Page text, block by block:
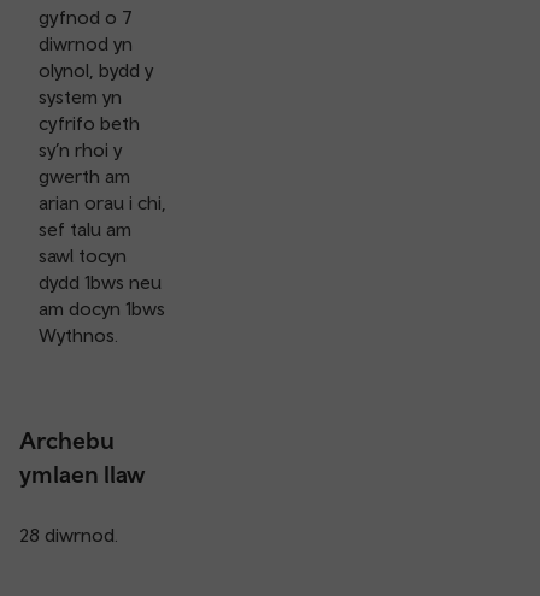
gyfnod o 7
diwrnod yn
olynol, bydd y
system yn
cyfrifo beth
sy’n rhoi y
gwerth am
arian orau i chi,
sef talu am
sawl tocyn
dydd 1bws neu
am docyn 1bws
Wythnos.
Archebu
ymlaen llaw
28 diwrnod.